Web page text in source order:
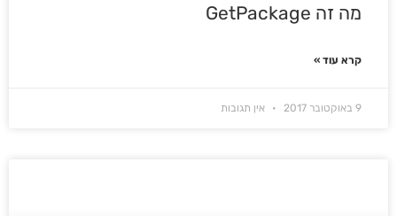
מה זה GetPackage
קרא עוד »
9 באוקטובר 2017 אין תגובות